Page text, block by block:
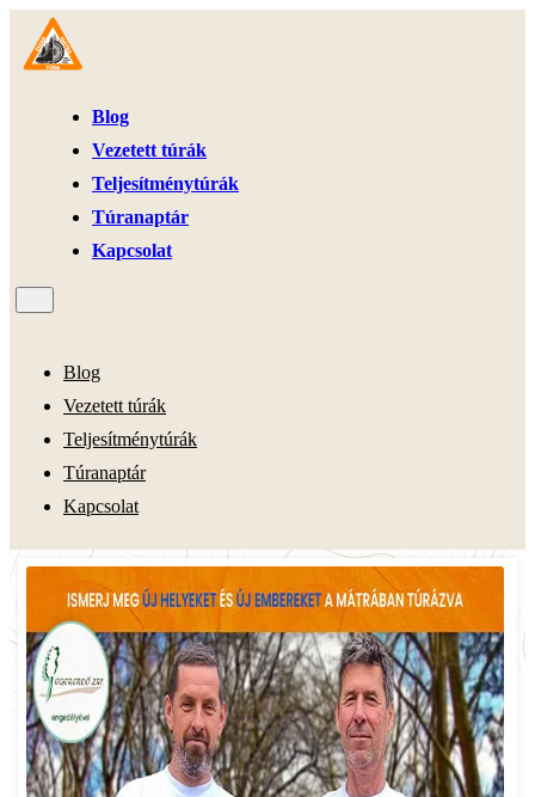
Blog
Vezetett túrák
Teljesítménytúrák
Túranaptár
Kapcsolat
Blog
Vezetett túrák
Teljesítménytúrák
Túranaptár
Kapcsolat